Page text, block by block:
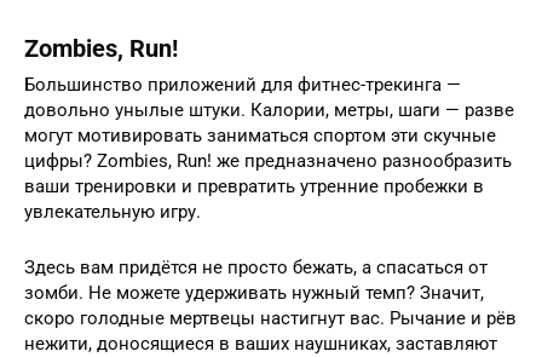
Zombies, Run!
Большинство приложений для фитнес-трекинга —
довольно унылые штуки. Калории, метры, шаги — разве
могут мотивировать заниматься спортом эти скучные
цифры? Zombies, Run! же предназначено разнообразить
ваши тренировки и превратить утренние пробежки в
увлекательную игру.
Здесь вам придётся не просто бежать, а спасаться от
зомби. Не можете удерживать нужный темп? Значит,
скоро голодные мертвецы настигнут вас. Рычание и рёв
нежити, доносящиеся в ваших наушниках, заставляют